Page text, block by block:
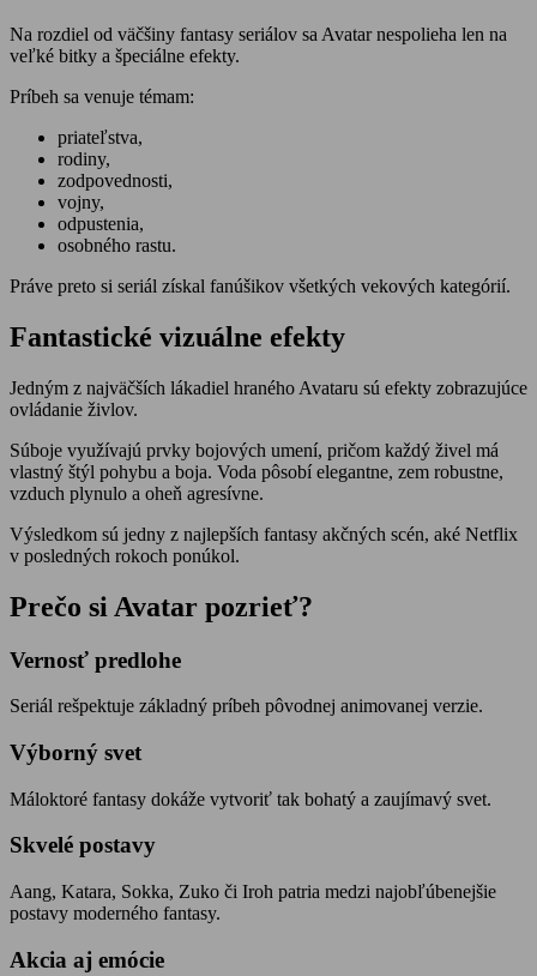
Na rozdiel od väčšiny fantasy seriálov sa Avatar nespolieha len na
veľké bitky a špeciálne efekty.
Príbeh sa venuje témam:
priateľstva,
rodiny,
zodpovednosti,
vojny,
odpustenia,
osobného rastu.
Práve preto si seriál získal fanúšikov všetkých vekových kategórií.
Fantastické vizuálne efekty
Jedným z najväčších lákadiel hraného Avataru sú efekty zobrazujúce
ovládanie živlov.
Súboje využívajú prvky bojových umení, pričom každý živel má
vlastný štýl pohybu a boja. Voda pôsobí elegantne, zem robustne,
vzduch plynulo a oheň agresívne.
Výsledkom sú jedny z najlepších fantasy akčných scén, aké Netflix
v posledných rokoch ponúkol.
Prečo si Avatar pozrieť?
Vernosť predlohe
Seriál rešpektuje základný príbeh pôvodnej animovanej verzie.
Výborný svet
Máloktoré fantasy dokáže vytvoriť tak bohatý a zaujímavý svet.
Skvelé postavy
Aang, Katara, Sokka, Zuko či Iroh patria medzi najobľúbenejšie
postavy moderného fantasy.
Akcia aj emócie